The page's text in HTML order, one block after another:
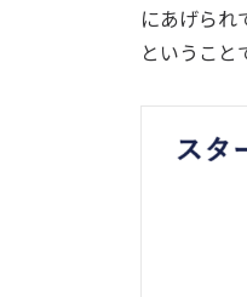
にあげられ
ということ